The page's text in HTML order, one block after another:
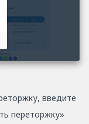
введите
переторжку»